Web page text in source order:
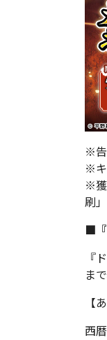
※告
※キ
※獲
刷
■『
『
ま
【
西